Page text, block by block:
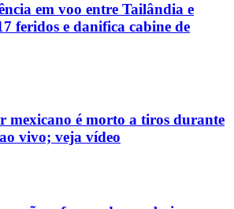
em voo entre Tailândia e
feridos e danifica cabine de
mexicano é morto a tiros durante
vivo; veja vídeo